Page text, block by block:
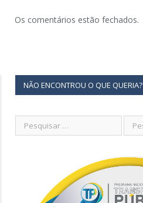
Os comentários estão fechados.
NÃO ENCONTROU O QUE QUERIA?